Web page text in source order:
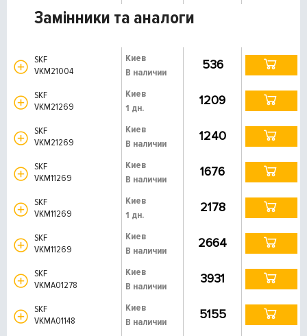
Замінники та аналоги
SKF
VKM21004
Киев
В наличии
536
SKF
VKM21269
Киев
1 дн.
1209
SKF
VKM21269
Киев
В наличии
1240
SKF
VKM11269
Киев
В наличии
1676
SKF
VKM11269
Киев
1 дн.
2178
SKF
VKM11269
Киев
В наличии
2664
SKF
VKMA01278
Киев
В наличии
3931
SKF
VKMA01148
Киев
В наличии
5155